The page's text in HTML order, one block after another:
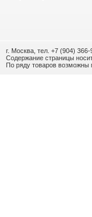
г. Москва, тел. +7 (904)
Содержание страницы
По ряду товаров возможны